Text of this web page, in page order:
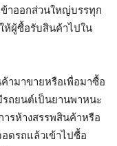
าออกส่วนใหญ่บรรทุก
ห้ผู้ซื้อรับสินค้าไปใน
ามาขายหรือเพื่อมาซื้อ
ถยนต์เป็นยานพาหนะ
รห้างสรรพสินค้าหรือ
ดรถแล้วเข้าไปซื้อ